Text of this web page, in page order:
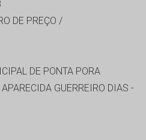
DE PREÇO /
DE PONTA PORA
APARECIDA GUERREIRO DIAS -